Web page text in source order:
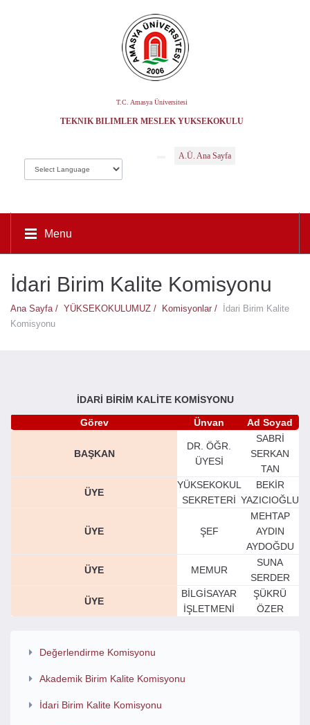
T.C. Amasya Üniversitesi
TEKNIK BILIMLER MESLEK YÜKSEKOKULU
A.Ü. Ana Sayfa
Menu
İdari Birim Kalite Komisyonu
Ana Sayfa / YÜKSEKOKULUMUZ / Komisyonlar /
İdari Birim Kalite
Komisyonu
İDARİ BİRİM KALİTE KOMİSYONU
Görev Ünvan Ad Soyad
BAŞKAN
DR. ÖĞR.
ÜYESİ
SABRİ
SERKAN
TAN
ÜYE
YÜKSEKOKUL
SEKRETERİ
BEKİR
YAZICIOĞLU
ÜYE ŞEF
MEHTAP
AYDIN
AYDOĞDU
ÜYE MEMUR
SUNA
SERDER
ÜYE
BİLGİSAYAR
İŞLETMENİ
ŞÜKRÜ
ÖZER
Değerlendirme Komisyonu
Akademik Birim Kalite Komisyonu
İdari Birim Kalite Komisyonu